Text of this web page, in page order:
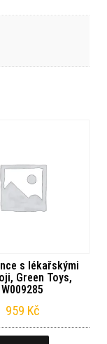
s lékařskými
Green Toys,
W009285
959 Kč